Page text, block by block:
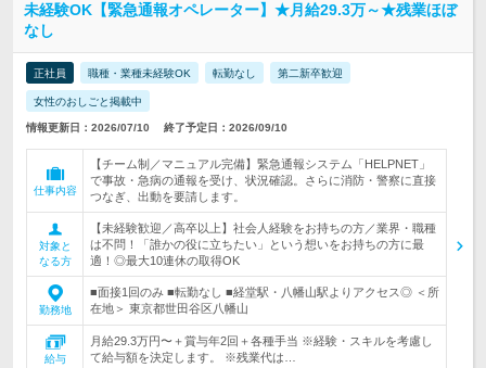
未経験OK【緊急通報オペレーター】★月給29.3万～★残業ほぼ
なし
正社員 職種・業種未経験OK 転勤なし 第二新卒歓迎
女性のおしごと掲載中
情報更新日：2026/07/10 終了予定日：2026/09/10
仕事内容
【チーム制／マニュアル完備】緊急通報システム「HELPNET」
で事故・急病の通報を受け、状況確認。さらに消防・警察に直接
つなぎ、出動を要請します。
対象と
なる方
【未経験歓迎／高卒以上】社会人経験をお持ちの方／業界・職種
は不問！「誰かの役に立ちたい」という想いをお持ちの方に最
適！◎最大10連休の取得OK
勤務地
■面接1回のみ ■転勤なし ■経堂駅・八幡山駅よりアクセス◎ ＜所
在地＞ 東京都世田谷区八幡山
給与
月給29.3万円〜＋賞与年2回＋各種手当 ※経験・スキルを考慮し
て給与額を決定します。 ※残業代は…